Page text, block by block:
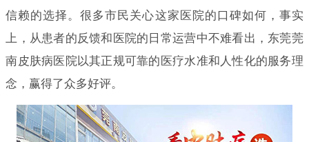
信赖的选择。很多市民关心这家医院的口碑如何，事实
上，从患者的反馈和医院的日常运营中不难看出，东莞莞
南皮肤病医院以其正规可靠的医疗水准和人性化的服务理
念，赢得了众多好评。